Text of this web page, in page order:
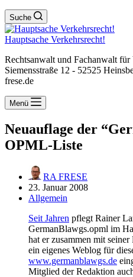
Suche
Hauptsache Verkehrsrecht!
Rechtsanwalt und Fachanwalt für
Siemensstraße 12 - 52525
frese.de
Menü
Neuauflage der
OPML-Liste
RA FRESE
23. Januar 2008
Allgemein
Seit Jahren pflegt Rainer
GermanBlawgs.opml im
hat er zusammen mit
ein eigenes Weblog für
www.germanblawgs.de
Mitglied der Redaktion